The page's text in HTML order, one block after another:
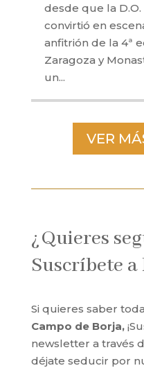
desde que la
convirtió en
anfitrión de la 4ª
Zaragoza y
un...
VER
¿Quieres
Suscríbete a
Si quieres saber
Campo de Borja,
newsletter a través
déjate seducir por